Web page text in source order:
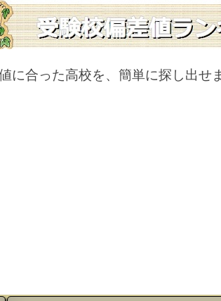
に合った高校を、簡単に探し出せ